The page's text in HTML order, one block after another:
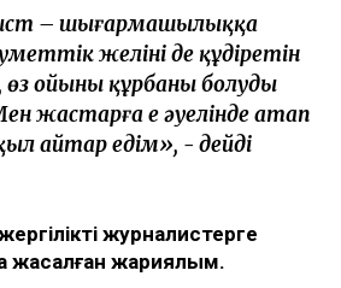
– шығармашылыққа
желінің де құдіретін
ойыңның құрбаны болуды
жастарға ең әуелінде атап
айтар едім», - дейді
журналистерге
жасалған жариялым.